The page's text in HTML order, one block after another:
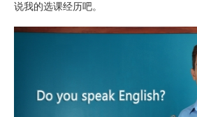
说我的选课经历吧。